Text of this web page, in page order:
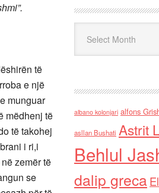
të
e një
munguar
mëdhenj të
të takohej
i ri,i
zemër të
se
albano kolonjari alfons
asllan Bushati Astrit
Behlul
dalip greca